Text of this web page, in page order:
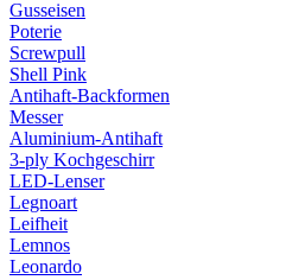
Gusseisen
Poterie
Screwpull
Shell Pink
Antihaft-Backformen
Messer
Aluminium-Antihaft
3-ply Kochgeschirr
LED-Lenser
Legnoart
Leifheit
Lemnos
Leonardo